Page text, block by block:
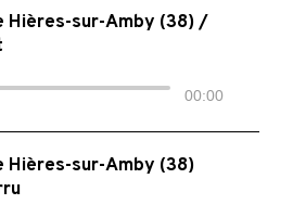
Hières-sur-Amby (38) /
00:00
Hières-sur-Amby (38)